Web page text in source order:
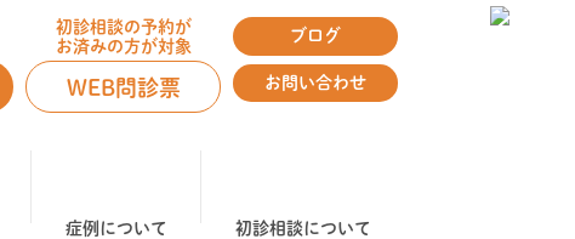
初診相談の予約が
お済みの方が対象
WEB問診票
ブログ
お問い合わせ
症例について 初診相談について